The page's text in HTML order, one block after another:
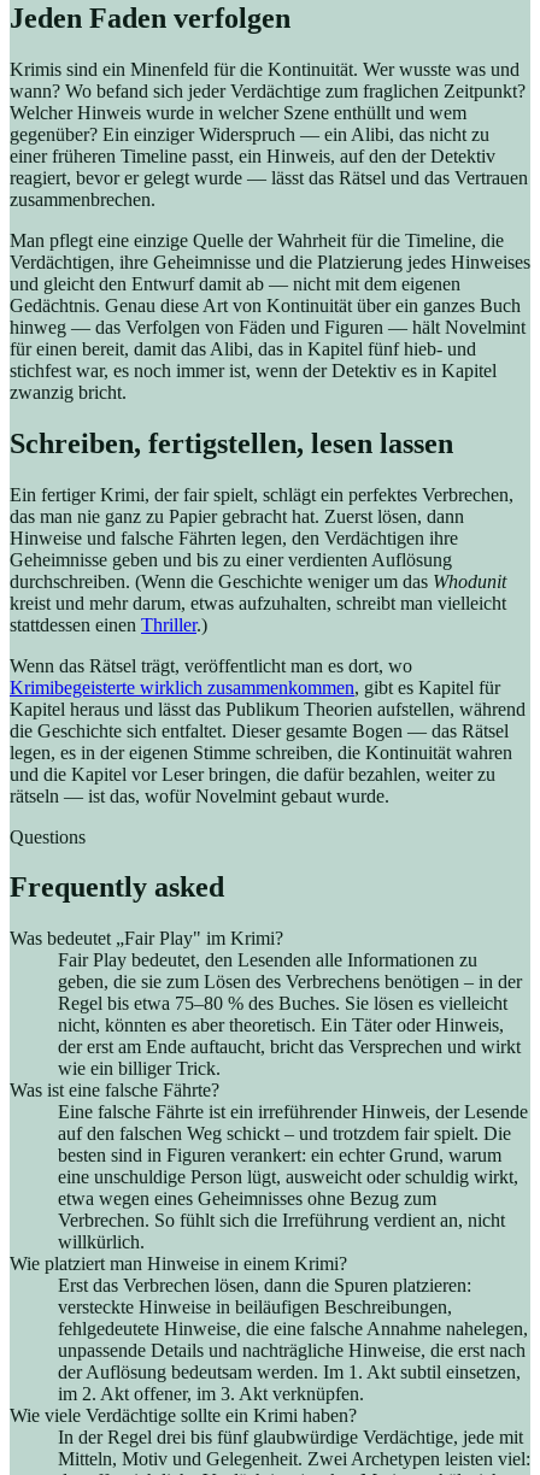
Jeden Faden verfolgen
Krimis sind ein Minenfeld für die Kontinuität. Wer wusste was und
wann? Wo befand sich jeder Verdächtige zum fraglichen Zeitpunkt?
Welcher Hinweis wurde in welcher Szene enthüllt und wem
gegenüber? Ein einziger Widerspruch — ein Alibi, das nicht zu
einer früheren Timeline passt, ein Hinweis, auf den der Detektiv
reagiert, bevor er gelegt wurde — lässt das Rätsel und das Vertrauen
zusammenbrechen.
Man pflegt eine einzige Quelle der Wahrheit für die Timeline, die
Verdächtigen, ihre Geheimnisse und die Platzierung jedes Hinweises
und gleicht den Entwurf damit ab — nicht mit dem eigenen
Gedächtnis. Genau diese Art von Kontinuität über ein ganzes Buch
hinweg — das Verfolgen von Fäden und Figuren — hält Novelmint
für einen bereit, damit das Alibi, das in Kapitel fünf hieb- und
stichfest war, es noch immer ist, wenn der Detektiv es in Kapitel
zwanzig bricht.
Schreiben, fertigstellen, lesen lassen
Ein fertiger Krimi, der fair spielt, schlägt ein perfektes Verbrechen,
das man nie ganz zu Papier gebracht hat. Zuerst lösen, dann
Hinweise und falsche Fährten legen, den Verdächtigen ihre
Geheimnisse geben und bis zu einer verdienten Auflösung
durchschreiben. (Wenn die Geschichte weniger um das Whodunit
kreist und mehr darum, etwas aufzuhalten, schreibt man vielleicht
stattdessen einen Thriller.)
Wenn das Rätsel trägt, veröffentlicht man es dort, wo
Krimibegeisterte wirklich zusammenkommen, gibt es Kapitel für
Kapitel heraus und lässt das Publikum Theorien aufstellen, während
die Geschichte sich entfaltet. Dieser gesamte Bogen — das Rätsel
legen, es in der eigenen Stimme schreiben, die Kontinuität wahren
und die Kapitel vor Leser bringen, die dafür bezahlen, weiter zu
rätseln — ist das, wofür Novelmint gebaut wurde.
Questions
Frequently asked
Was bedeutet „Fair Play" im Krimi?
Fair Play bedeutet, den Lesenden alle Informationen zu
geben, die sie zum Lösen des Verbrechens benötigen – in der
Regel bis etwa 75–80 % des Buches. Sie lösen es vielleicht
nicht, könnten es aber theoretisch. Ein Täter oder Hinweis,
der erst am Ende auftaucht, bricht das Versprechen und wirkt
wie ein billiger Trick.
Was ist eine falsche Fährte?
Eine falsche Fährte ist ein irreführender Hinweis, der Lesende
auf den falschen Weg schickt – und trotzdem fair spielt. Die
besten sind in Figuren verankert: ein echter Grund, warum
eine unschuldige Person lügt, ausweicht oder schuldig wirkt,
etwa wegen eines Geheimnisses ohne Bezug zum
Verbrechen. So fühlt sich die Irreführung verdient an, nicht
willkürlich.
Wie platziert man Hinweise in einem Krimi?
Erst das Verbrechen lösen, dann die Spuren platzieren:
versteckte Hinweise in beiläufigen Beschreibungen,
fehlgedeutete Hinweise, die eine falsche Annahme nahelegen,
unpassende Details und nachträgliche Hinweise, die erst nach
der Auflösung bedeutsam werden. Im 1. Akt subtil einsetzen,
im 2. Akt offener, im 3. Akt verknüpfen.
Wie viele Verdächtige sollte ein Krimi haben?
In der Regel drei bis fünf glaubwürdige Verdächtige, jede mit
Mitteln, Motiv und Gelegenheit. Zwei Archetypen leisten viel: